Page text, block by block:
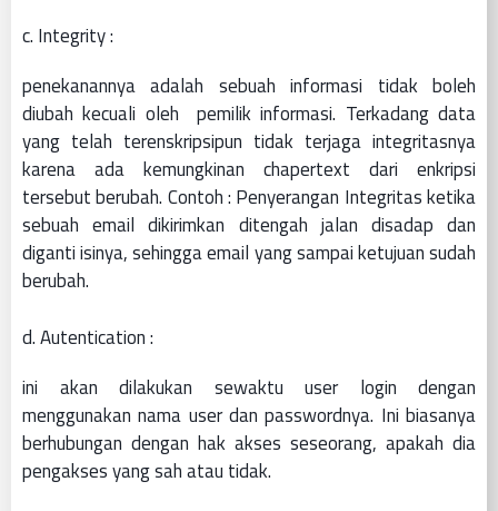
c. Integrity :
penekanannya adalah sebuah informasi tidak boleh
diubah kecuali oleh pemilik informasi. Terkadang data
yang telah terenskripsipun tidak terjaga integritasnya
karena ada kemungkinan chapertext dari enkripsi
tersebut berubah. Contoh : Penyerangan Integritas ketika
sebuah email dikirimkan ditengah jalan disadap dan
diganti isinya, sehingga email yang sampai ketujuan sudah
berubah.
d. Autentication :
ini akan dilakukan sewaktu user login dengan
menggunakan nama user dan passwordnya. Ini biasanya
berhubungan dengan hak akses seseorang, apakah dia
pengakses yang sah atau tidak.